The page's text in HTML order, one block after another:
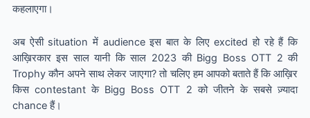
कहलाएगा।
अब ऐसी situation में audience इस बात के लिए excited हो रहे हैं कि
आख़िरकार इस साल यानी कि साल 2023 की Bigg Boss OTT 2 की
Trophy कौन अपने साथ लेकर जाएगा? तो चलिए हम आपको बताते हैं कि आख़िर
किस contestant के Bigg Boss OTT 2 को जीतने के सबसे ज़्यादा
chance हैं।